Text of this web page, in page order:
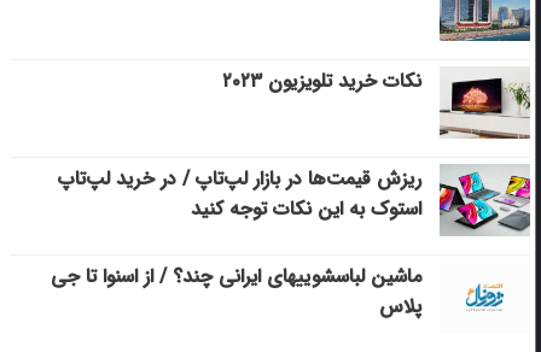
نکات خرید تلویزیون ۲۰۲۳
ریزش قیمت‌ها در بازار لپ‌تاپ / در خرید لپ‌تاپ
استوک به این نکات توجه کنید
ماشین لباسشویی‎های ایرانی چند؟ / از اسنوا تا جی
پلاس